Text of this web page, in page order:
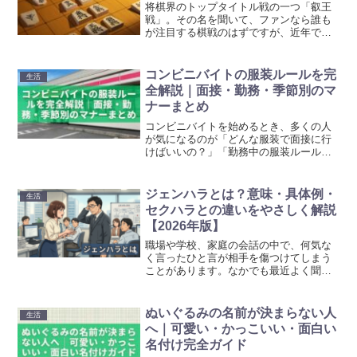
将棋界のトップタイトル戦の一つ「叡王
戦」。その名を聞いて、ファンなら誰も
が注目する棋戦のはずですが、近年では
な批判が出ているのでしょうか？実力者
同士の対局が繰り広げられ...
生活
コンビニバイトの服装ルールを完
全解説｜面接・勤務・季節別のマ
ナーまとめ
コンビニバイトを始めるとき、多くの人
が気になるのが「どんな服装で面接に行
けばいいの？」「勤務中の服装ルールっ
守ることで印象も大きく変わります。本
記事では、面接時の服装マ...
生活
ジェンハラとは？意味・具体例・
セクハラとの違いをやさしく解説
【2026年版】
職場や学校、家庭の会話の中で、何気な
く言ったひと言が相手を傷つけてしまう
ことがあります。なかでも最近よく聞か
トの略で、性別に対する決めつけや固定
観念をもとにした嫌がらせ...
生活
ぬいぐるみの名前が決まらない人
へ｜可愛い・かっこいい・面白い
名付け完全ガイド